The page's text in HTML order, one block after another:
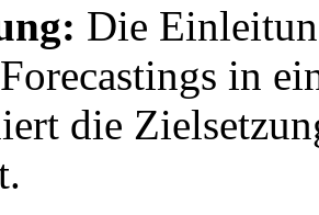
Die
in
die